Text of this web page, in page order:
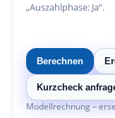
„Auszahlphase: Ja“.
Berechnen
Kurzcheck
Modellrechnung –